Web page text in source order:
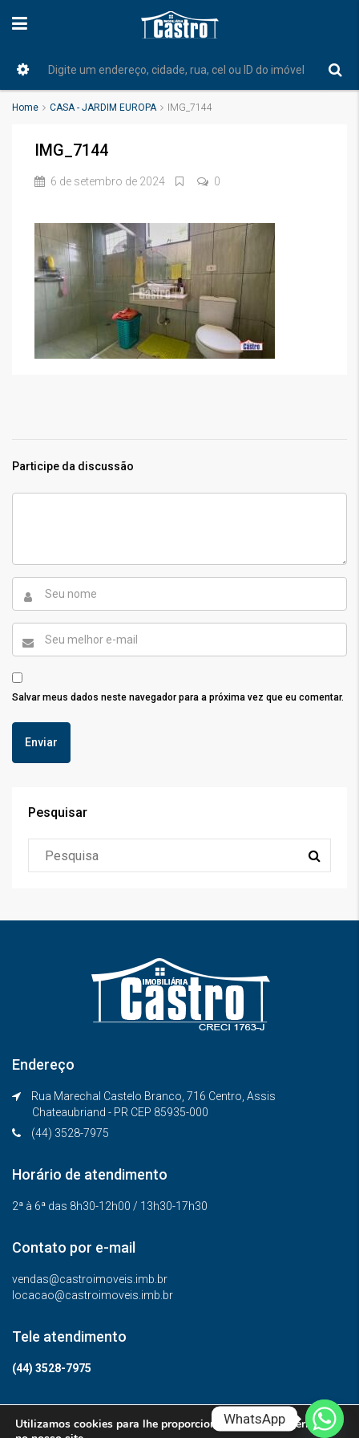
Home CASA - JARDIM EUROPA IMG_7144
IMG_7144
6 de setembro de 2024 0
Participe da discussão
Salvar meus dados neste navegador para a próxima vez que eu comentar.
Pesquisar
Endereço
Rua Marechal Castelo Branco, 716 Centro, Assis
Chateaubriand - PR CEP 85935-000
(44) 3528-7975
Horário de atendimento
2ª à 6ª das 8h30-12h00 / 13h30-17h30
Contato por e-mail
vendas@castroimoveis.imb.br
locacao@castroimoveis.imb.br
Tele atendimento
(44) 3528-7975
© Todos os direitos reservados.
Utilizamos cookies para lhe proporcionar a melhor experiência
WhatsApp